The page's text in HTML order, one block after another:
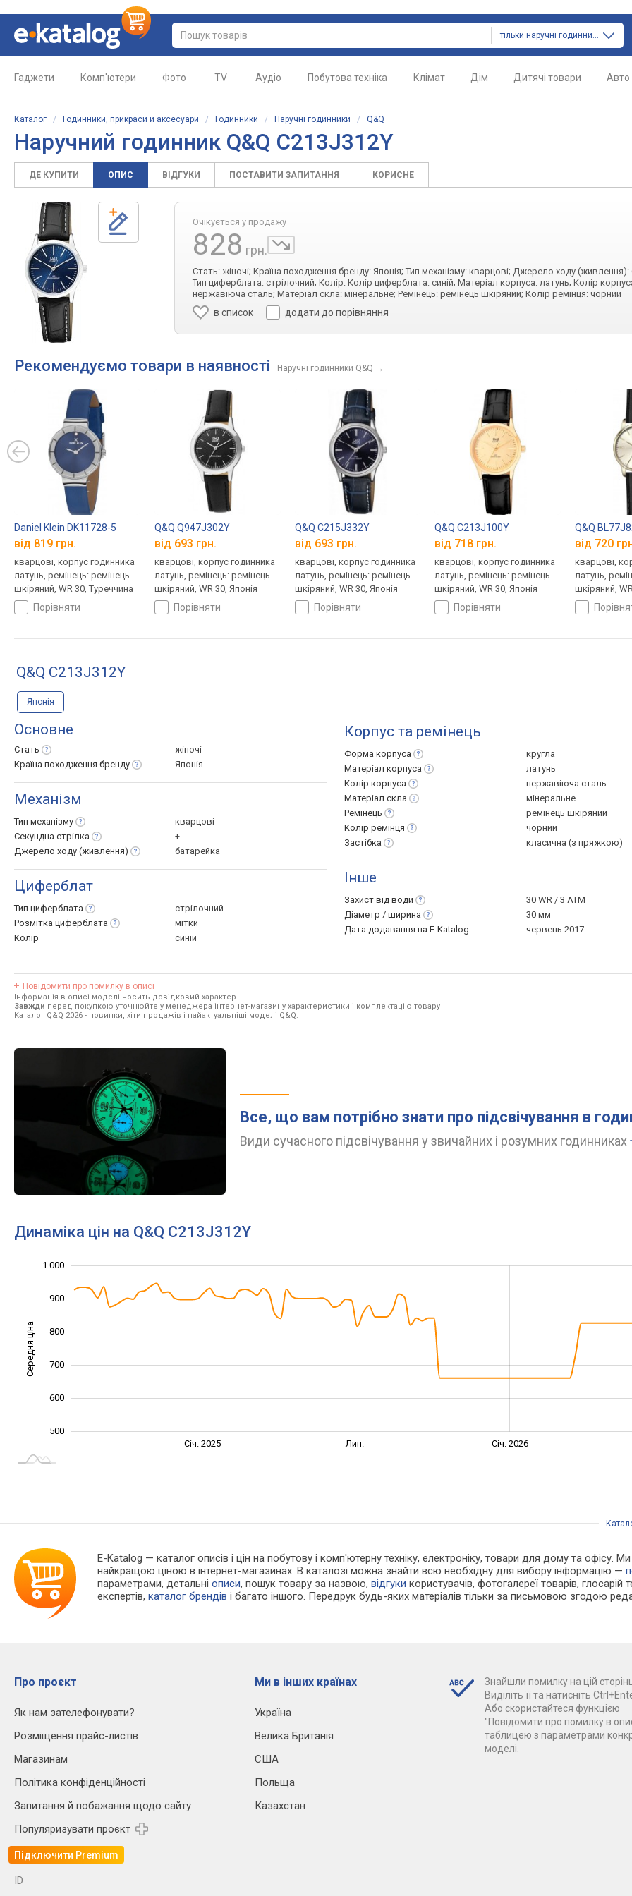
тільки наручні годинники
Гаджети Комп'ютери Фото TV Аудіо Побутова техніка Клімат Дім Дитячі товари Авто
Каталог / Годинники, прикраси й аксесуари / Годинники / Наручні годинники / Q&Q
Наручний годинник Q&Q C213J312Y
ДЕ КУПИТИ ОПИС ВІДГУКИ ПОСТАВИТИ ЗАПИТАННЯ КОРИСНЕ
Очікується у продажу
828 грн.
Стать: жіночі; Країна походження бренду: Японія; Тип механізму: кварцові; Джерело ходу (живлення):
Тип циферблата: стрілочний; Колір: Колір циферблата: синій; Матеріал корпуса: латунь; Колір
нержавіюча сталь; Матеріал скла: мінеральне; Ремінець: ремінець шкіряний; Колір ремінця: чорний
в список додати до порівняння
Рекомендуємо товари в наявності Наручні годинники Q&Q →
Daniel Klein DK11728-5
від 819 грн.
кварцові, корпус годинника
латунь, ремінець: ремінець
шкіряний, WR 30, Туреччина
порівняти
Q&Q Q947J302Y
від 693 грн.
кварцові, корпус годинника
латунь, ремінець: ремінець
шкіряний, WR 30, Японія
порівняти
Q&Q C215J332Y
від 693 грн.
кварцові, корпус годинника
латунь, ремінець: ремінець
шкіряний, WR 30, Японія
порівняти
Q&Q C213J100Y
від 718 грн.
кварцові, корпус годинника
латунь, ремінець: ремінець
шкіряний, WR 30, Японія
порівняти
Q&Q
від 720
кварцові,
латунь,
шкіряний,
Q&Q C213J312Y
Японія
Основне
Стать
жіночі
Країна походження бренду Японія
Механізм
Тип механізму
кварцові
Секундна стрілка
+
Джерело ходу (живлення) батарейка
Циферблат
Тип циферблата
стрілочний
Розмітка циферблата
мітки
Колір
синій
Корпус та ремінець
Форма корпуса
кругла
Матеріал корпуса
латунь
Колір корпуса
нержавіюча сталь
Матеріал скла
мінеральне
Ремінець
ремінець шкіряний
Колір ремінця
чорний
Застібка
класична (з пряжкою)
Інше
Захист від води
30 WR / 3 ATM
Діаметр / ширина
30 мм
Дата додавання на E-Katalog
червень 2017
Повідомити про помилку в описі
Інформація в описі моделі носить довідковий характер.
Завжди перед покупкою уточнюйте у менеджера інтернет-магазину характеристики і комплектацію товару
Каталог Q&Q 2026 - новинки, хіти продажів і найактуальніші моделі Q&Q.
Все, що вам потрібно знати про підсвічування в
Види сучасного підсвічування у звичайних і розумних годинниках
Динаміка цін на Q&Q C213J312Y
Середня ціна
500
600
700
800
900
1 000
Січ. 2025 Лип. Січ. 2026
E-Katalog — каталог описів і цін на побутову і комп'ютерну техніку, електроніку, товари для дому та офісу.
найкращою ціною в інтернет-магазинах. В каталозі можна знайти всю необхідну для вибору інформацію —
параметрами, детальніописи, пошук товару за назвою,відгуки користувачів, фотогалереї товарів, глосарій
експертів,каталог брендів і багато іншого. Передрук будь-яких матеріалів тільки за письмовою згодою
Про проєкт
Як нам зателефонувати?
Розміщення прайс-листів
Магазинам
Політика конфіденційності
Запитання й побажання щодо сайту
Популяризувати проєкт
Підключити Premium
Ми в інших країнах
Україна
Велика Британія
США
Польща
Казахстан
Знайшли помилку на цій
Виділіть її та натисніть
Або скористайтеся функцією
"Повідомити про помилку в
таблицею з параметрами
моделі.
ID